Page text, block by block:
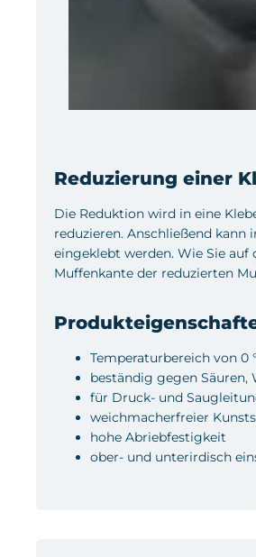
Reduzierung einer
Die Reduktion wird in eine
reduzieren. Anschließend kann
eingeklebt werden. Wie Sie auf
Muffenkante der reduzierten
Temperaturbereich von 0
beständig gegen Säuren,
für Druck- und
weichmacherfreier
hohe Abriebfestigkeit
ober- und unterirdisch